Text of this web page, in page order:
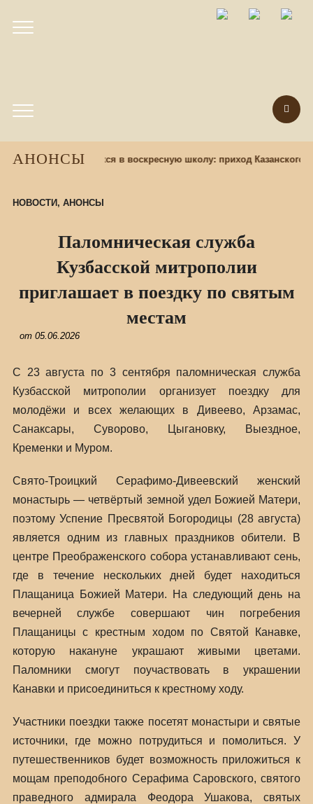
АНОНСЫ
назад Набор учащихся в воскресную школу: приход Казанского
НОВОСТИ , АНОНСЫ
Паломническая служба
Кузбасской митрополии
приглашает в поездку по святым
местам
от 05.06.2026
С 23 августа по 3 сентября паломническая служба
Кузбасской митрополии организует поездку для
молодёжи и всех желающих в Дивеево, Арзамас,
Санаксары, Суворово, Цыгановку, Выездное,
Кременки и Муром.
Свято-Троицкий Серафимо-Дивеевский женский
монастырь — четвёртый земной удел Божией Матери,
поэтому Успение Пресвятой Богородицы (28 августа)
является одним из главных праздников обители. В
центре Преображенского собора устанавливают сень,
где в течение нескольких дней будет находиться
Плащаница Божией Матери. На следующий день на
вечерней службе совершают чин погребения
Плащаницы с крестным ходом по Святой Канавке,
которую накануне украшают живыми цветами.
Паломники смогут поучаствовать в украшении
Канавки и присоединиться к крестному ходу.
Участники поездки также посетят монастыри и святые
источники, где можно потрудиться и помолиться. У
путешественников будет возможность приложиться к
мощам преподобного Серафима Саровского, святого
праведного адмирала Феодора Ушакова, святых